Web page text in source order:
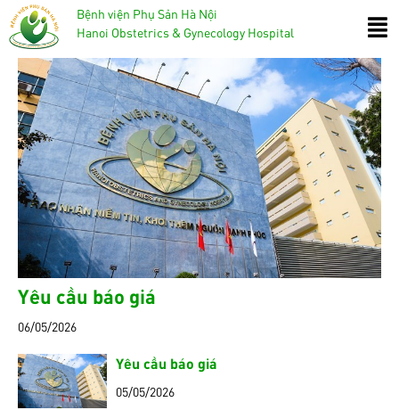
Bệnh viện Phụ Sản Hà Nội
Hanoi Obstetrics & Gynecology Hospital
Yêu cầu báo giá
06/05/2026
Yêu cầu báo giá
05/05/2026